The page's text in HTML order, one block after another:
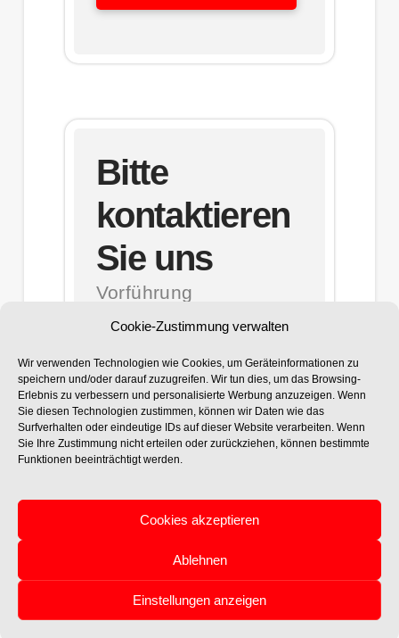
Cookie-Zustimmung verwalten
Wir verwenden Technologien wie Cookies, um Geräteinformationen zu
speichern und/oder darauf zuzugreifen. Wir tun dies, um das Browsing-
Erlebnis zu verbessern und personalisierte Werbung anzuzeigen. Wenn
Sie diesen Technologien zustimmen, können wir Daten wie das
Surfverhalten oder eindeutige IDs auf dieser Website verarbeiten. Wenn
Sie Ihre Zustimmung nicht erteilen oder zurückziehen, können bestimmte
Funktionen beeinträchtigt werden.
Cookies akzeptieren
Ablehnen
Einstellungen anzeigen
Bitte
kontaktieren
Sie uns
Vorführung
vereinbaren, Angebot
Demoversion
anfordern,
Visualisierung